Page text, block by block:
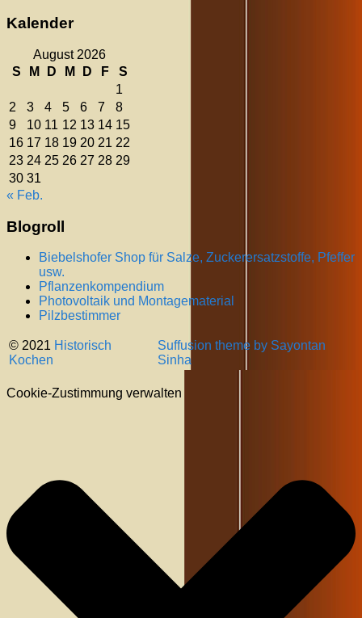
Kalender
August 2026
S
M D M D F
S
1
2
3 4 5 6 7
8
9
10 11 12 13 14 15
16 17 18 19 20 21 22
23 24 25 26 27 28 29
30 31
« Feb.
Blogroll
Biebelshofer Shop für Salze, Zuckerersatzstoffe, Pfeffer
usw.
Pflanzenkompendium
Photovoltaik und Montagematerial
Pilzbestimmer
© 2021 Historisch
Kochen
Suffusion theme by Sayontan
Sinha
Cookie-Zustimmung verwalten